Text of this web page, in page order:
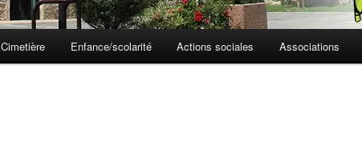
Cimetière Enfance/scolarité Actions sociales Associations